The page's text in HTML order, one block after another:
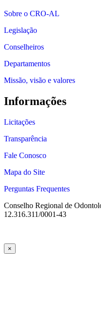
Sobre o CRO-AL
Legislação
Conselheiros
Departamentos
Missão, visão e valores
Informações
Licitações
Transparência
Fale Conosco
Mapa do Site
Perguntas Frequentes
Conselho Regional de
12.316.311/0001-43
×